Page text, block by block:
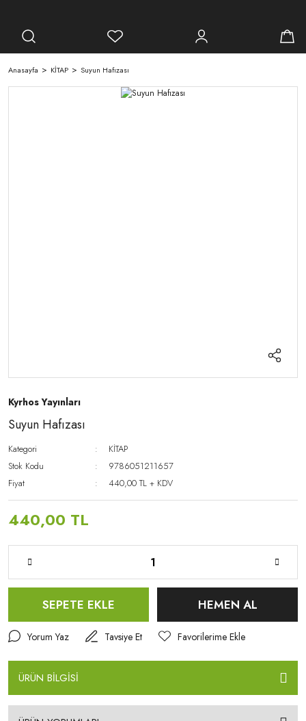
Anasayfa KİTAP Suyun Hafızası
Kyrhos Yayınları
Suyun Hafızası
Kategori
KİTAP
Stok Kodu
9786051211657
Fiyat
440,00 TL + KDV
440,00 TL
SEPETE EKLE HEMEN AL
Yorum Yaz Tavsiye Et
ÜRÜN BİLGİSİ